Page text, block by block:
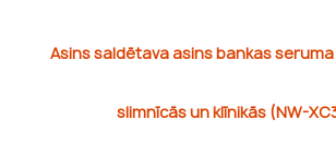
Asins saldētava asins bankas
slimnīcās un klīnikās (NW-